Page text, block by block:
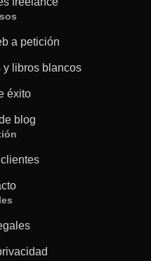
a petición
y libros blancos
éxito
blog